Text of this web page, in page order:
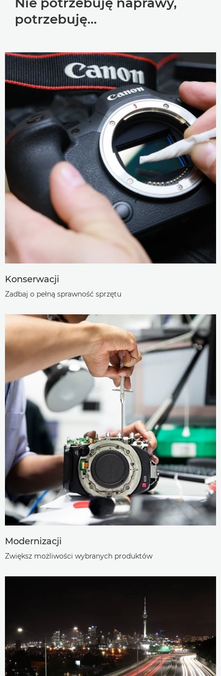
potrzebuję…
Konserwacji
Zadbaj o pełną sprawność sprzętu
Modernizacji
Zwiększ możliwości wybranych produktów